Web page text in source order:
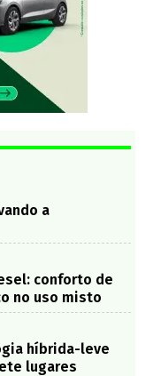
a
conforto de
no uso misto
híbrida-leve
lugares